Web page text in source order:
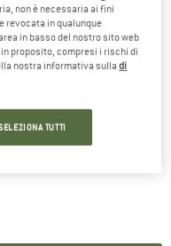
XXL
si apre in una casella
non è necessaria ai fini
revocata in qualunque
in basso del nostro sito web
proposito, compresi i rischi di
nostra informativa sulladi
TUTTI